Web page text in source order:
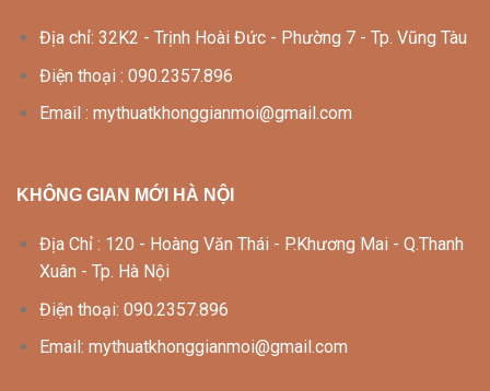
Địa chỉ: 32K2 - Trịnh Hoài Đức - Phường 7 - Tp. Vũng Tàu
Điện thoại : 090.2357.896
Email : mythuatkhonggianmoi@gmail.com
KHÔNG GIAN MỚI HÀ NỘI
Địa Chỉ : 120 - Hoàng Văn Thái - P.Khương Mai - Q.Thanh
Xuân - Tp. Hà Nội
Điện thoại: 090.2357.896
Email: mythuatkhonggianmoi@gmail.com